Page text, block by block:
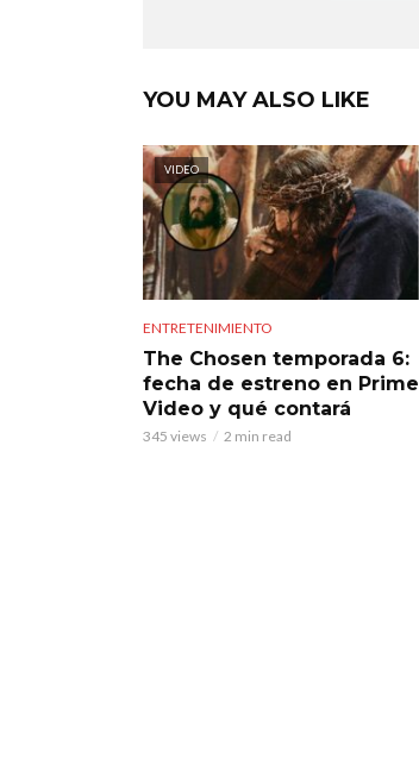
YOU MAY ALSO LIKE
VIDEO
ENTRETENIMIENTO
The Chosen temporada 6:
fecha de estreno en Prime
Video y qué contará
345 views 2 min read